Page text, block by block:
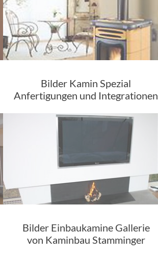
Bilder Kamin Spezial
Anfertigungen und Integrationen
Bilder Einbaukamine Gallerie
von Kaminbau Stamminger